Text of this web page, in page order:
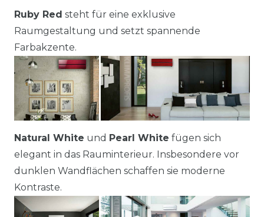
Ruby Red steht für eine exklusive
Raumgestaltung und setzt spannende
Farbakzente.
Natural White und Pearl White fügen sich
elegant in das Rauminterieur. Insbesondere vor
dunklen Wandflächen schaffen sie moderne
Kontraste.